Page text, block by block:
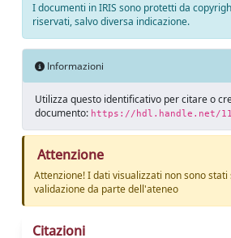
I documenti in IRIS sono protetti da
riservati, salvo diversa indicazione.
Informazioni
Utilizza questo identificativo per citare o
documento: https://hdl.handle.net/
Attenzione
Attenzione! I dati visualizzati non sono stati
validazione da parte dell'ateneo
Citazioni